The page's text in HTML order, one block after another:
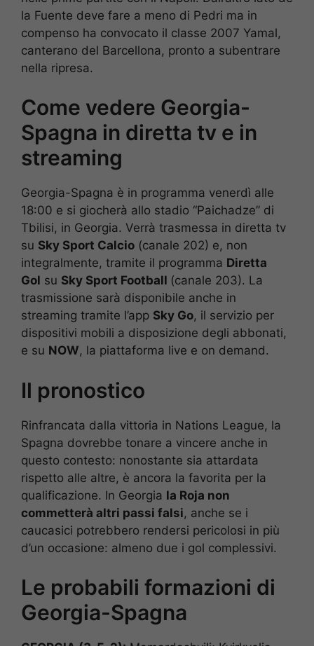
la Fuente deve fare a meno di Pedri ma in
compenso ha convocato il classe 2007 Yamal,
canterano del Barcellona, pronto a subentrare
nella ripresa.
Come vedere Georgia-
Spagna in diretta tv e in
streaming
Georgia-Spagna è in programma venerdì alle
18:00 e si giocherà allo stadio “Paichadze” di
Tbilisi, in Georgia. Verrà trasmessa in diretta tv
su Sky Sport Calcio (canale 202) e, non
integralmente, tramite il programma Diretta
Gol su Sky Sport Football (canale 203). La
trasmissione sarà disponibile anche in
streaming tramite l’app Sky Go, il servizio per
dispositivi mobili a disposizione degli abbonati,
e su NOW, la piattaforma live e on demand.
Il pronostico
Rinfrancata dalla vittoria in Nations League, la
Spagna dovrebbe tonare a vincere anche in
questo contesto: nonostante sia attardata
rispetto alle altre, è ancora la favorita per la
qualificazione. In Georgia la Roja non
commetterà altri passi falsi, anche se i
caucasici potrebbero rendersi pericolosi in più
d’un occasione: almeno due i gol complessivi.
Le probabili formazioni di
Georgia-Spagna